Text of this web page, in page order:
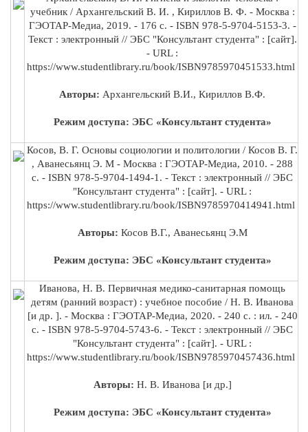
учебник / Архангельский В. И. , Кириллов В. Ф. - Москва :
ГЭОТАР-Медиа, 2019. - 176 с. - ISBN 978-5-9704-5153-3. -
Текст : электронный // ЭБС "Консультант студента" : [сайт].
- URL :
https://www.studentlibrary.ru/book/ISBN9785970451533.html
Авторы: Архангельский В.И., Кириллов В.Ф.
Режим доступа: ЭБС «Консультант студента»
Косов, В. Г. Основы социологии и политологии / Косов В. Г.
, Аванесьянц Э. М - Москва : ГЭОТАР-Медиа, 2010. - 288
с. - ISBN 978-5-9704-1494-1. - Текст : электронный // ЭБС
"Консультант студента" : [сайт]. - URL :
https://www.studentlibrary.ru/book/ISBN9785970414941.html
Авторы: Косов В.Г., Аванесьянц Э.М
Режим доступа: ЭБС «Консультант студента»
Иванова, Н. В. Первичная медико-санитарная помощь
детям (ранний возраст) : учебное пособие / Н. В. Иванова
[и др. ]. - Москва : ГЭОТАР-Медиа, 2020. - 240 с. : ил. - 240
с. - ISBN 978-5-9704-5743-6. - Текст : электронный // ЭБС
"Консультант студента" : [сайт]. - URL :
https://www.studentlibrary.ru/book/ISBN9785970457436.html
Авторы: Н. В. Иванова [и др.]
Режим доступа: ЭБС «Консультант студента»